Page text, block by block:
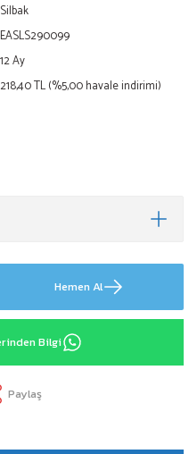
Silbak
EASLS290099
12 Ay
218,40 TL (%5,00 havale indirimi)
Hemen Al
Bilgi
Paylaş